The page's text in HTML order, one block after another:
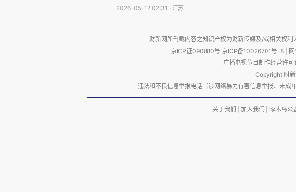
2026-05-12 02:31 · 江苏
财新网所刊载内容之知识产权为财新传媒及/或相关权
京ICP证090880号 京ICP备10026701号-8
广播电视节目制作经营许
Copyright 财
违法和不良信息举报电话（涉网络暴力有害信息举报、未
关于我们 加入我们 啄木鸟公